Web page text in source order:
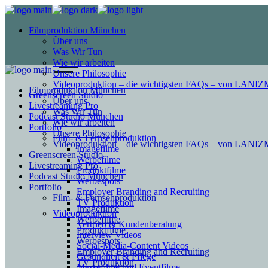
Filmproduktion München
Über uns
Was Wir Tun
Wie wir arbeiten
Unsere Philosophie
Videoproduktion – die wichtigsten FAQs – von
Greenscreen Studio
Livestreaming Pro
Podcast Studio München
Portfolio
Film- & Fernsehproduktion
Imagefilme
Werbefilme
Produktfilme
Werbespots
Employer Branding and Recruiting
TV Produktion
Videoproduktion
Vertrieb & Kundenberatung
Interview Videos
Social-Media-Content Videos
Gesundheit & Pflege
Filmproduktion München
Über uns
Was Wir Tun
Wie wir arbeiten
Unsere Philosophie
Videoproduktion – die wichtigsten FAQs – von
Greenscreen Studio
Livestreaming Pro
Podcast Studio München
Portfolio
Film- & Fernsehproduktion
Imagefilme
Werbefilme
Produktfilme
Werbespots
Employer Branding and Recruiting
TV Produktion